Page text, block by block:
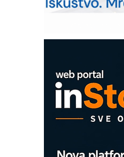
upravljanje
EVOKS
ROSA i
na viši nivo
Detekcija
MAREX - Lim i